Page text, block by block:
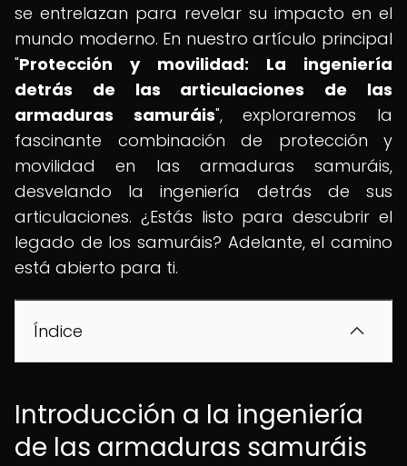
se entrelazan para revelar su impacto en el
mundo moderno. En nuestro artículo principal
"Protección y movilidad: La ingeniería
detrás de las articulaciones de las
armaduras samuráis", exploraremos la
fascinante combinación de protección y
movilidad en las armaduras samuráis,
desvelando la ingeniería detrás de sus
articulaciones. ¿Estás listo para descubrir el
legado de los samuráis? Adelante, el camino
está abierto para ti.
Índice
Introducción a la ingeniería
de las armaduras samuráis